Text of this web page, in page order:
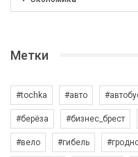
Метки
#tochka #авто
#берёза #бизнес_брест
#вело #гибель